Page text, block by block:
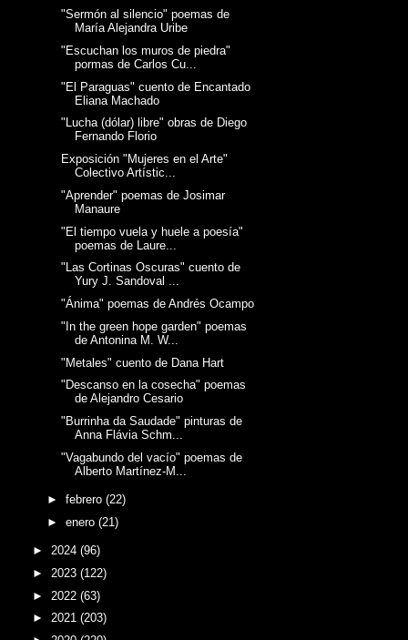
"Sermón al silencio" poemas de
María Alejandra Uribe
"Escuchan los muros de piedra"
pormas de Carlos Cu...
"El Paraguas" cuento de Encantado
Eliana Machado
"Lucha (dólar) libre" obras de Diego
Fernando Florio
Exposición "Mujeres en el Arte"
Colectivo Artístic...
"Aprender" poemas de Josimar
Manaure
"El tiempo vuela y huele a poesía"
poemas de Laure...
"Las Cortinas Oscuras" cuento de
Yury J. Sandoval ...
"Ánima" poemas de Andrés Ocampo
"In the green hope garden" poemas
de Antonina M. W...
"Metales" cuento de Dana Hart
"Descanso en la cosecha" poemas
de Alejandro Cesario
"Burrinha da Saudade" pinturas de
Anna Flávia Schm...
"Vagabundo del vacío" poemas de
Alberto Martínez-M...
► febrero (22)
► enero (21)
► 2024 (96)
► 2023 (122)
► 2022 (63)
► 2021 (203)